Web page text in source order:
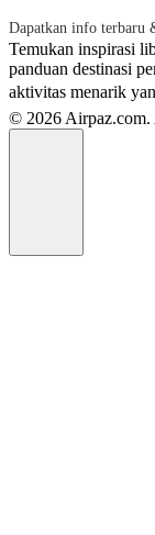
Dapatkan info terbaru
Temukan inspirasi
panduan destinasi
aktivitas menarik
© 2026 Airpaz.com.